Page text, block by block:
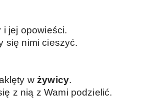
i jej opowieści.
się nimi cieszyć.
wżywicy.
z nią z Wami podzielić.